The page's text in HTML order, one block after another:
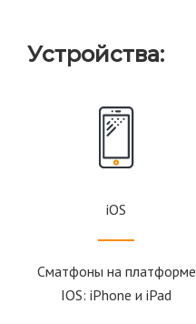
Устройства:
iOS
Сматфоны на платформе
IOS: iPhone и iPad